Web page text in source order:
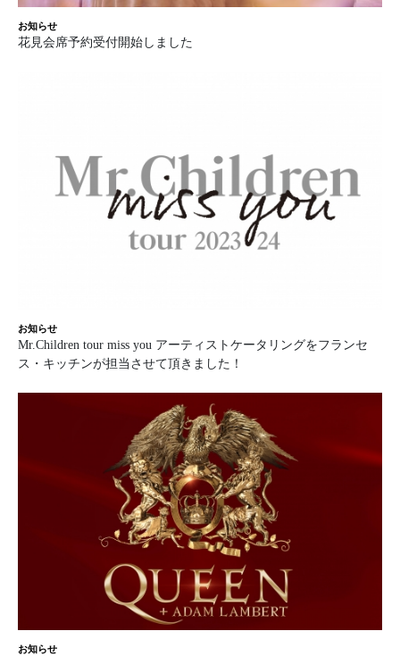
お知らせ
花見会席予約受付開始しました
お知らせ
Mr.Children tour miss you アーティストケータリングをフランセ
ス・キッチンが担当させて頂きました！
お知らせ